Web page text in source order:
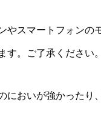
スマートフォンの
。ご了承ください。
おいが強かったり